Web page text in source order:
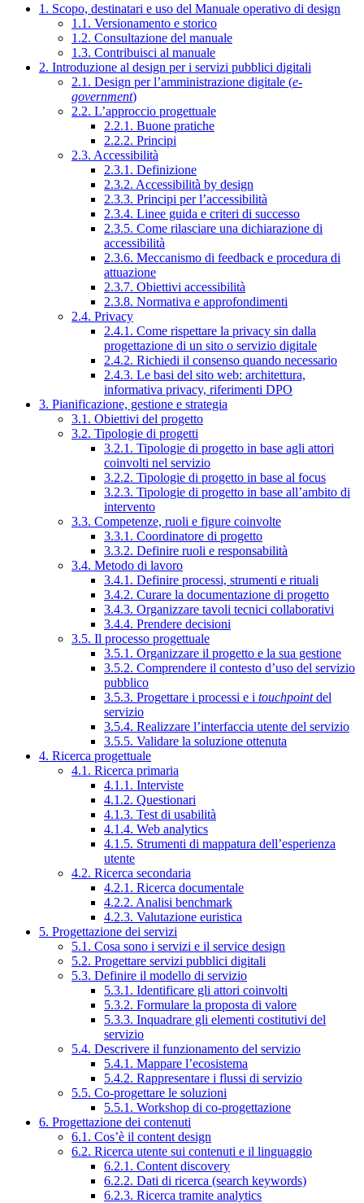
1. Scopo, destinatari e uso del Manuale operativo di design
1.1. Versionamento e storico
1.2. Consultazione del manuale
1.3. Contribuisci al manuale
2. Introduzione al design per i servizi pubblici digitali
2.1. Design per l’amministrazione digitale (e-
government)
2.2. L’approccio progettuale
2.2.1. Buone pratiche
2.2.2. Principi
2.3. Accessibilità
2.3.1. Definizione
2.3.2. Accessibilità by design
2.3.3. Principi per l’accessibilità
2.3.4. Linee guida e criteri di successo
2.3.5. Come rilasciare una dichiarazione di
accessibilità
2.3.6. Meccanismo di feedback e procedura di
attuazione
2.3.7. Obiettivi accessibilità
2.3.8. Normativa e approfondimenti
2.4. Privacy
2.4.1. Come rispettare la privacy sin dalla
progettazione di un sito o servizio digitale
2.4.2. Richiedi il consenso quando necessario
2.4.3. Le basi del sito web: architettura,
informativa privacy, riferimenti DPO
3. Pianificazione, gestione e strategia
3.1. Obiettivi del progetto
3.2. Tipologie di progetti
3.2.1. Tipologie di progetto in base agli attori
coinvolti nel servizio
3.2.2. Tipologie di progetto in base al focus
3.2.3. Tipologie di progetto in base all’ambito di
intervento
3.3. Competenze, ruoli e figure coinvolte
3.3.1. Coordinatore di progetto
3.3.2. Definire ruoli e responsabilità
3.4. Metodo di lavoro
3.4.1. Definire processi, strumenti e rituali
3.4.2. Curare la documentazione di progetto
3.4.3. Organizzare tavoli tecnici collaborativi
3.4.4. Prendere decisioni
3.5. Il processo progettuale
3.5.1. Organizzare il progetto e la sua gestione
3.5.2. Comprendere il contesto d’uso del servizio
pubblico
3.5.3. Progettare i processi e i touchpointdel
servizio
3.5.4. Realizzare l’interfaccia utente del servizio
3.5.5. Validare la soluzione ottenuta
4. Ricerca progettuale
4.1. Ricerca primaria
4.1.1. Interviste
4.1.2. Questionari
4.1.3. Test di usabilità
4.1.4. Web analytics
4.1.5. Strumenti di mappatura dell’esperienza
utente
4.2. Ricerca secondaria
4.2.1. Ricerca documentale
4.2.2. Analisi benchmark
4.2.3. Valutazione euristica
5. Progettazione dei servizi
5.1. Cosa sono i servizi e il service design
5.2. Progettare servizi pubblici digitali
5.3. Definire il modello di servizio
5.3.1. Identificare gli attori coinvolti
5.3.2. Formulare la proposta di valore
5.3.3. Inquadrare gli elementi costitutivi del
servizio
5.4. Descrivere il funzionamento del servizio
5.4.1. Mappare l’ecosistema
5.4.2. Rappresentare i flussi di servizio
5.5. Co-progettare le soluzioni
5.5.1. Workshop di co-progettazione
6. Progettazione dei contenuti
6.1. Cos’è il content design
6.2. Ricerca utente sui contenuti e il linguaggio
6.2.1. Content discovery
6.2.2. Dati di ricerca (search keywords)
6.2.3. Ricerca tramite analytics